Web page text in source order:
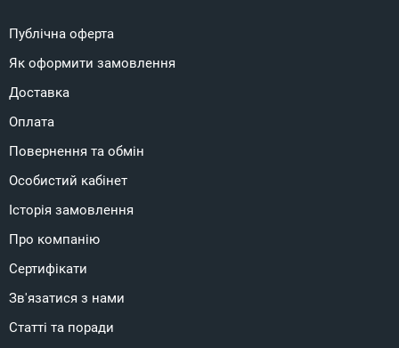
Публічна оферта
Як оформити замовлення
Доставка
Оплата
Повернення та обмін
Особистий кабінет
Історія замовлення
Про компанію
Сертифікати
Зв'язатися з нами
Статті та поради